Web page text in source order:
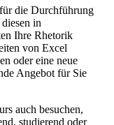
die Durchführung
in
Ihre Rhetorik
von Excel
oder eine neue
Angebot für Sie
auch besuchen,
studierend oder